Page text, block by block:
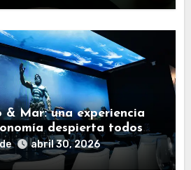
& Mar: una experiencia
despierta todos
abril 30, 2026